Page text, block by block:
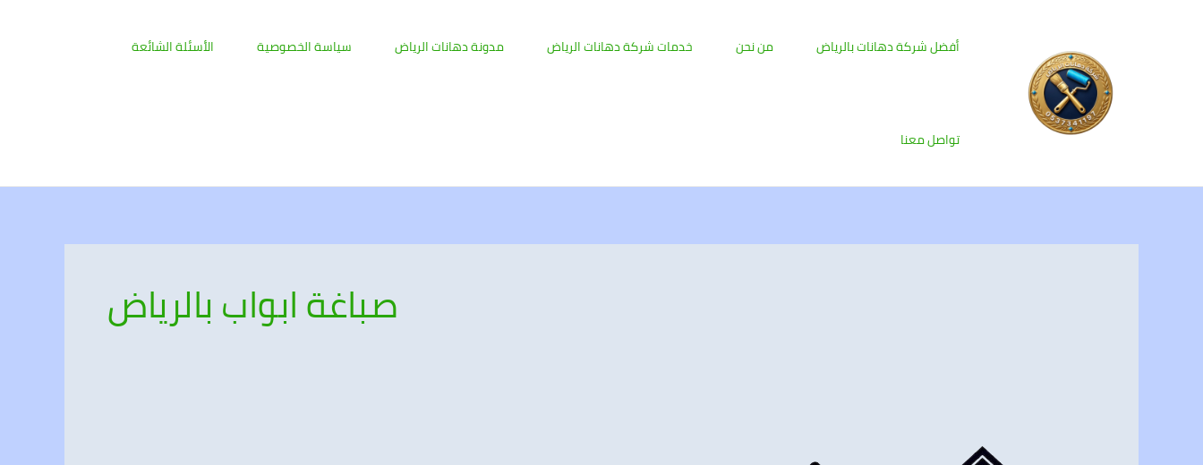
أفضل شركة دهانات بالرياض من نحن خدمات شركة دهانات الرياض مدونة دهانات الرياض سياسة الخصوصية الأسئلة الشائعة
تواصل معنا
صباغة ابواب بالرياض